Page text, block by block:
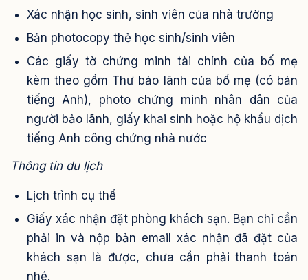
Xác nhận học sinh, sinh viên của nhà trường
Bản photocopy thẻ học sinh/sinh viên
Các giấy tờ chứng minh tài chính của bố mẹ
kèm theo gồm Thư bảo lãnh của bố mẹ (có bản
tiếng Anh), photo chứng minh nhân dân của
người bảo lãnh, giấy khai sinh hoặc hộ khẩu dịch
tiếng Anh công chứng nhà nước
Thông tin du lịch
Lịch trình cụ thể
Giấy xác nhận đặt phòng khách sạn. Bạn chỉ cần
phải in và nộp bản email xác nhận đã đặt của
khách sạn là được, chưa cần phải thanh toán
nhé.